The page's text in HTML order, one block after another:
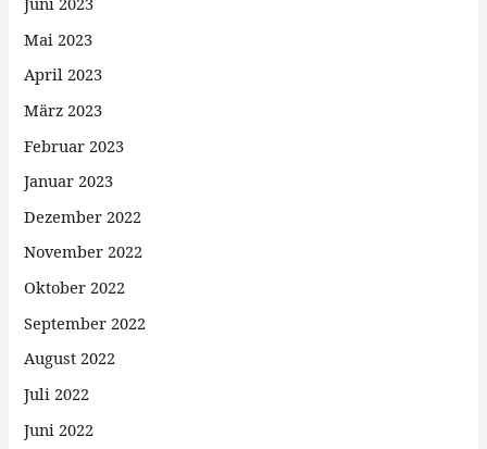
Mai 2023
April 2023
März 2023
Februar 2023
Januar 2023
Dezember 2022
November 2022
Oktober 2022
September 2022
August 2022
Juli 2022
Juni 2022